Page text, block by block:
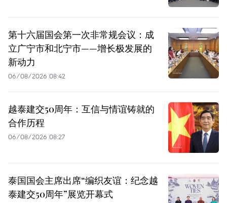
第十六届国会第一次非常规会议：成
立广宁市和北宁市——增长极发展的
新动力
06/08/2026 08:42
越泰建交50周年：互信与情谊铸就的
合作历程
06/08/2026 08:27
泰国国会主席出席“编织友谊：纪念越
泰建交50周年”展览开幕式